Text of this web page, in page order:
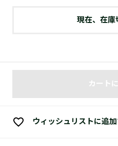
現在、在庫
カート
ウィッシュリストに追加